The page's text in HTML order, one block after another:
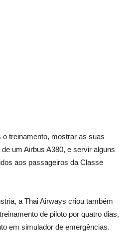
treinamento, mostrar as suas
um Airbus A380, e servir alguns
aos passageiros da Classe
a Thai Airways criou também
de piloto por quatro dias,
em simulador de emergências.